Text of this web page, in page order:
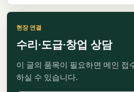
현장 연결
수리·도급·창업 상담
이 글의 품목이 필요하면 메인 접
하실 수 있습니다.